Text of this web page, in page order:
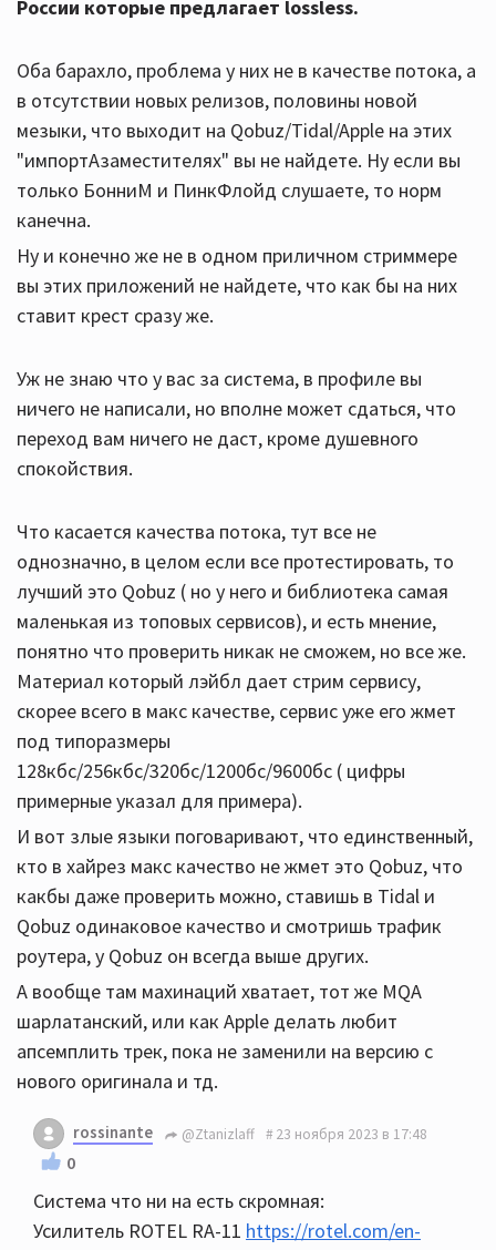
России которые предлагает lossless.
Оба барахло, проблема у них не в качестве потока, а
в отсутствии новых релизов, половины новой
мeзыки, что выходит на Qobuz/Tidal/Apple на этих
"импортАзаместителях" вы не найдете. Ну если вы
только БонниМ и ПинкФлойд слушаете, то норм
канечна.
Ну и конечно же не в одном приличном стриммере
вы этих приложений не найдете, что как бы на них
ставит крест сразу же.
Уж не знаю что у вас за система, в профиле вы
ничего не написали, но вполне может сдаться, что
переход вам ничего не даст, кроме душевного
спокойствия.
Что касается качества потока, тут все не
однозначно, в целом если все протестировать, то
лучший это Qobuz ( но у него и библиотека самая
маленькая из топовых сервисов), и есть мнение,
понятно что проверить никак не сможем, но все же.
Материал который лэйбл дает стрим сервису,
скорее всего в макс качестве, сервис уже его жмет
под типоразмеры
128кбс/256кбс/320бс/1200бс/9600бс ( цифры
примерные указал для примера).
И вот злые языки поговаривают, что единственный,
кто в хайрез макс качество не жмет это Qobuz, что
какбы даже проверить можно, ставишь в Tidal и
Qobuz одинаковое качество и смотришь трафик
роутера, у Qobuz он всегда выше других.
А вообще там махинаций хватает, тот же MQA
шарлатанский, или как Apple делать любит
апсемплить трек, пока не заменили на версию с
нового оригинала и тд.
rossinante @Ztanizlaff 23 ноября 2023 в 17:48
0
Система что ни на есть скромная:
Усилитель ROTEL RA-11 https://rotel.com/en-